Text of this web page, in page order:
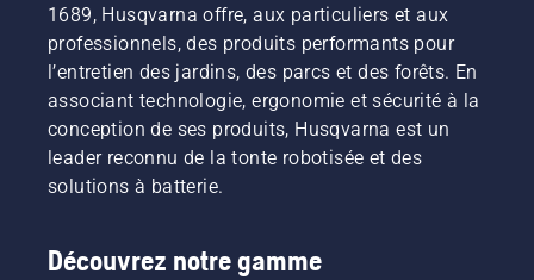
1689, Husqvarna offre, aux particuliers et aux
professionnels, des produits performants pour
l’entretien des jardins, des parcs et des forêts. En
associant technologie, ergonomie et sécurité à la
conception de ses produits, Husqvarna est un
leader reconnu de la tonte robotisée et des
solutions à batterie.
Découvrez notre gamme